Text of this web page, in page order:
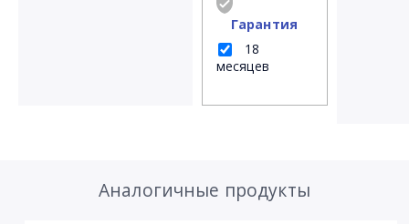
Гарантия
18
месяцев
Аналогичные продукты